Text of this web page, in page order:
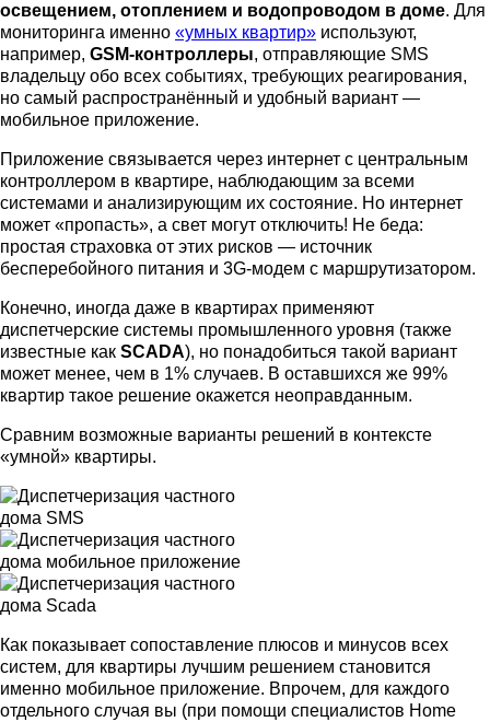
освещением, отоплением и водопроводом в доме. Для
мониторинга именно «умных квартир» используют,
например, GSM-контроллеры, отправляющие SMS
владельцу обо всех событиях, требующих реагирования,
но самый распространённый и удобный вариант —
мобильное приложение.
Приложение связывается через интернет с центральным
контроллером в квартире, наблюдающим за всеми
системами и анализирующим их состояние. Но интернет
может «пропасть», а свет могут отключить! Не беда:
простая страховка от этих рисков — источник
бесперебойного питания и 3G-модем с маршрутизатором.
Конечно, иногда даже в квартирах применяют
диспетчерские системы промышленного уровня (также
известные как SCADA), но понадобиться такой вариант
может менее, чем в 1% случаев. В оставшихся же 99%
квартир такое решение окажется неоправданным.
Сравним возможные варианты решений в контексте
«умной» квартиры.
Как показывает сопоставление плюсов и минусов всех
систем, для квартиры лучшим решением становится
именно мобильное приложение. Впрочем, для каждого
отдельного случая вы (при помощи специалистов Home